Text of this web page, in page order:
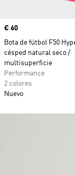
Precio
€ 60
Bota de fútbol F50
césped natural seco /
multisuperficie
Performance
2 colores
Nuevo